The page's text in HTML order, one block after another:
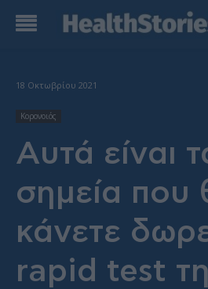
18 Οκτωβρίου 2021
Κορονοιός
Αυτά είναι
σημεία που
κάνετε
rapid test τη